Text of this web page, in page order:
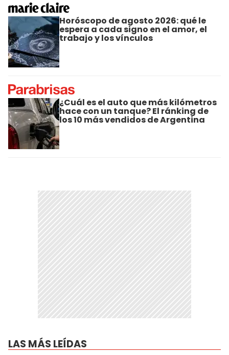
Horóscopo de agosto 2026: qué le
espera a cada signo en el amor, el
trabajo y los vínculos
¿Cuál es el auto que más kilómetros
hace con un tanque? El ránking de
los 10 más vendidos de Argentina
LAS MÁS LEÍDAS